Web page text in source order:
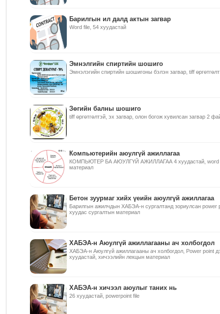
Барилгын ил далд актын загвар
Word file, 54 хуудастай
Эмнэлгийн спиртийн шошиго
Эмнэлэгийн спиртийн шошигоны бэлэн загвар, tiff
Зөгийн балны шошиго
tiff өргөтгөлтэй, эх загвар, олон богож хувилсан загвар 2
Компьютерийн аюулгүй ажиллагаа
КОМПЬЮТЕР БА АЮУЛГҮЙ АЖИЛЛАГАА 4 хуудастай, word
материал
Бетон зуурмаг хийх үеийн аюулгүй ажиллагаа
Барилгын ажилчдын ХАБЭА-н сургалтанд зориулсан power
хуудас сургалтын материал
ХАБЭА-н Аюулгүй ажиллагааны ач холбогдол
ХАБЭА-н Аюулгүй ажиллагааны ач холбогдол, Power point
хуудастай, хичээлийн лекцын материал
ХАБЭА-н хичээл аюулыг таних нь
26 хуудастай, powerpoint file